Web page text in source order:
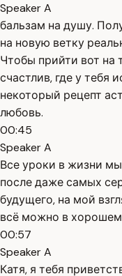
Speaker A
бальзам на душу.
на новую ветку
Чтобы прийти вот на
счастлив, где у тебя
некоторый рецепт
любовь.
00:45
Speaker A
Все уроки в жизни
после даже самых
будущего, на мой
всё можно в
00:57
Speaker A
Катя, я тебя